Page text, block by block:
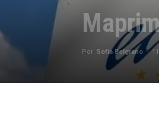
Por Sofía Belgrano -